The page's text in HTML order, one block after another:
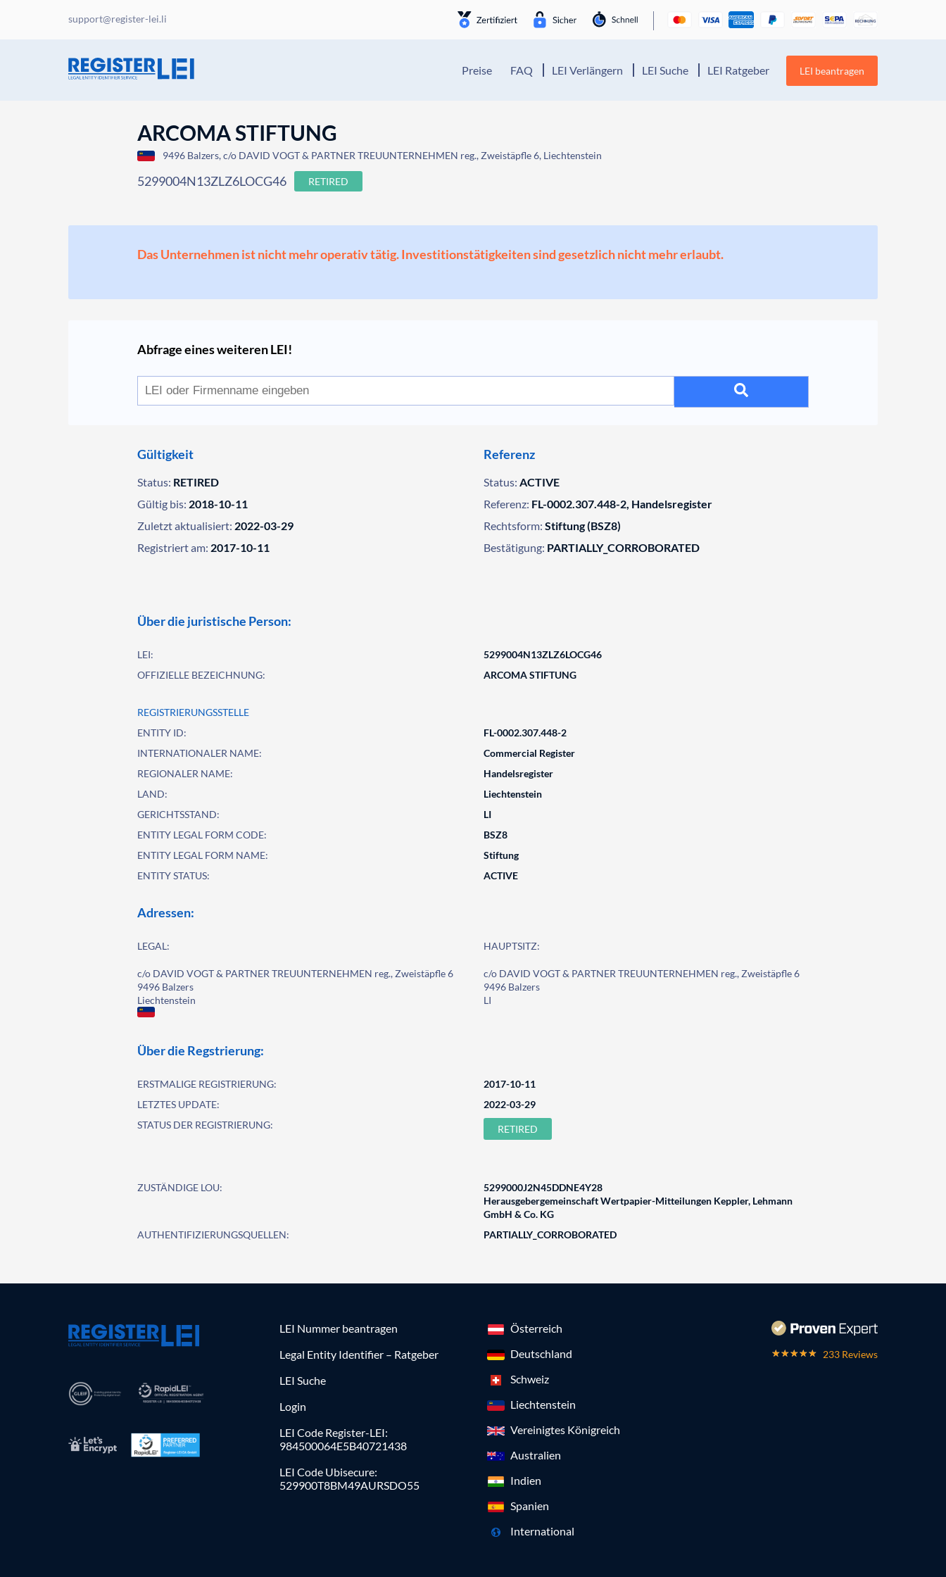
support@register-lei.li
Preise FAQ LEI Verlängern LEI Suche LEI Ratgeber LEI beantragen
ARCOMA STIFTUNG
9496 Balzers, c/o DAVID VOGT & PARTNER TREUUNTERNEHMEN reg., Zweistäpfle 6, Liechtenstein
5299004N13ZLZ6LOCG46 RETIRED
Das Unternehmen ist nicht mehr operativ tätig. Investitionstätigkeiten sind gesetzlich nicht mehr erlaubt.
Abfrage eines weiteren LEI!
Gültigkeit
Status: RETIRED
Gültig bis: 2018-10-11
Zuletzt aktualisiert: 2022-03-29
Registriert am: 2017-10-11
Referenz
Status: ACTIVE
Referenz: FL-0002.307.448-2, Handelsregister
Rechtsform: Stiftung (BSZ8)
Bestätigung: PARTIALLY_CORROBORATED
Über die juristische Person:
LEI:
5299004N13ZLZ6LOCG46
OFFIZIELLE BEZEICHNUNG:
ARCOMA STIFTUNG
REGISTRIERUNGSSTELLE
ENTITY ID:
FL-0002.307.448-2
INTERNATIONALER NAME:
Commercial Register
REGIONALER NAME:
Handelsregister
LAND:
Liechtenstein
GERICHTSSTAND:
LI
ENTITY LEGAL FORM CODE:
BSZ8
ENTITY LEGAL FORM NAME:
Stiftung
ENTITY STATUS:
ACTIVE
Adressen:
LEGAL:
c/o DAVID VOGT & PARTNER TREUUNTERNEHMEN reg., Zweistäpfle 6
9496 Balzers
Liechtenstein
HAUPTSITZ:
c/o DAVID VOGT & PARTNER TREUUNTERNEHMEN reg., Zweistäpfle 6
9496 Balzers
LI
Über die Regstrierung:
ERSTMALIGE REGISTRIERUNG:
2017-10-11
LETZTES UPDATE:
2022-03-29
STATUS DER REGISTRIERUNG:
RETIRED
ZUSTÄNDIGE LOU:
5299000J2N45DDNE4Y28
Herausgebergemeinschaft Wertpapier-Mitteilungen Keppler, Lehmann
GmbH & Co. KG
AUTHENTIFIZIERUNGSQUELLEN:
PARTIALLY_CORROBORATED
LEI Nummer beantragen
Legal Entity Identifier – Ratgeber
LEI Suche
Login
LEI Code Register-LEI:
984500064E5B40721438
LEI Code Ubisecure:
529900T8BM49AURSDO55
Österreich
Deutschland
Schweiz
Liechtenstein
Vereinigtes Königreich
Australien
Indien
Spanien
International
233 Reviews